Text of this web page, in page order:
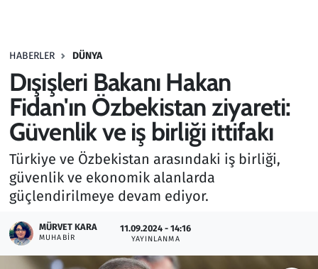
HABERLER DÜNYA
Dışişleri Bakanı Hakan
Fidan'ın Özbekistan ziyareti:
Güvenlik ve iş birliği ittifakı
Türkiye ve Özbekistan arasındaki iş birliği,
güvenlik ve ekonomik alanlarda
güçlendirilmeye devam ediyor.
MÜRVET KARA
MUHABIR
11.09.2024 - 14:16
YAYINLANMA
Haber
Kültür Sanat
Kurumsal Haberler
Lezzet Durağı
Memur ve Kamu
Otomobil